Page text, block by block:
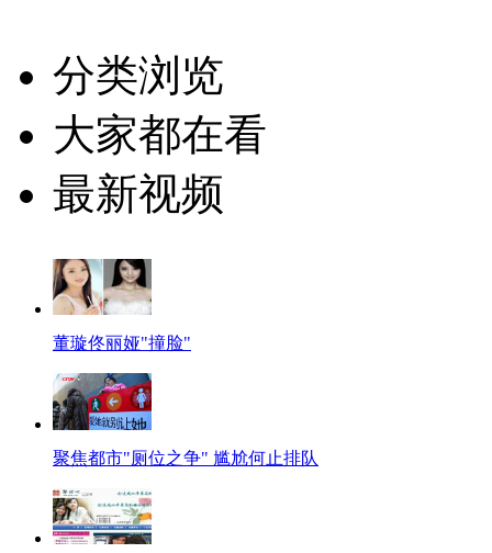
分类浏览
大家都在看
最新视频
董璇佟丽娅"撞脸"
聚焦都市"厕位之争" 尴尬何止排队